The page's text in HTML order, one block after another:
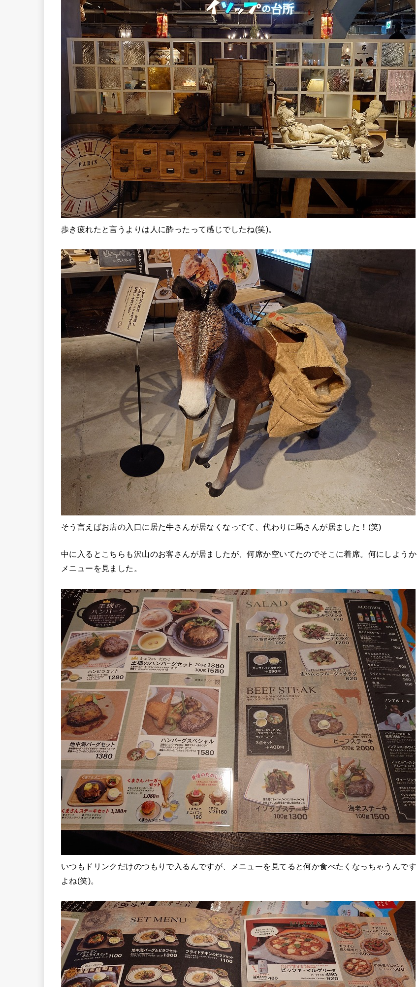
歩き疲れたと言うよりは人に酔ったって感じでしたね(笑)。
そう言えばお店の入口に居た牛さんが居なくなってて、代わりに馬さんが居ました！(笑)
中に入るとこちらも沢山のお客さんが居ましたが、何席か空いてたのでそこに着席。何にしようか
メニューを見ました。
いつもドリンクだけのつもりで入るんですが、メニューを見てると何か食べたくなっちゃうんです
よね(笑)。